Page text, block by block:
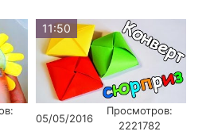
11:50
05/05/2016
Просмотров:
2221782